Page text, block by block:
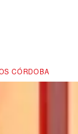
CÓRDOBA‬